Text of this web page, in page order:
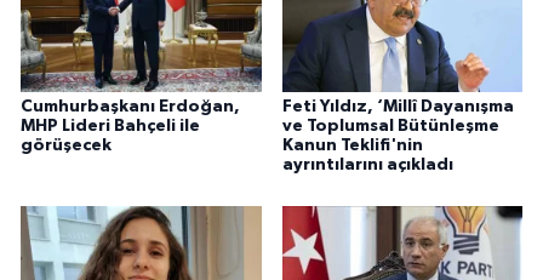
Cumhurbaşkanı Erdoğan,
MHP Lideri Bahçeli ile
görüşecek
Feti Yıldız, ‘Millî Dayanışma
ve Toplumsal Bütünleşme
Kanun Teklifi'nin
ayrıntılarını açıkladı